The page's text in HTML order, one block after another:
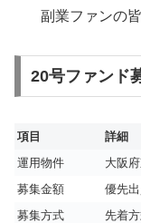
副業ファンの
20号ファンド
項目
詳細
運用物件
大阪
募集金額
優先
募集方式
先着